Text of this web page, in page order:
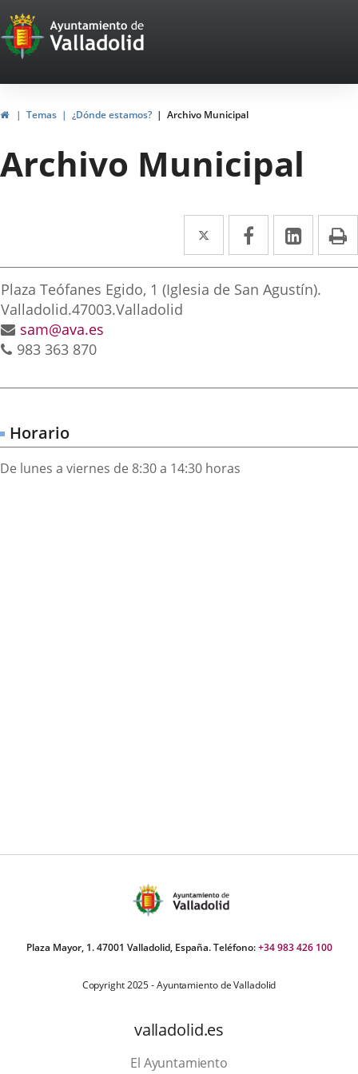
Portal
Web
del
Ayuntamiento
de
Valladolid
HomeTemas ¿Dónde estamos? Archivo Municipal
Archivo Municipal
Twitter
Enlace
a
una
Facebook
Enlace
a
una
Enlace
a
una
Postal
address
Plaza Teófanes Egido, 1 (Iglesia de San Agustín).
Valladolid.47003.Valladolid
Email
sam@ava.es
Phones
983 363 870
Horario
De lunes a viernes de 8:30 a 14:30 horas
Plaza Mayor, 1. 47001 Valladolid, España. Teléfono:+34 983 426 100
Copyright 2025 - Ayuntamiento de Valladolid
valladolid.es
El Ayuntamiento